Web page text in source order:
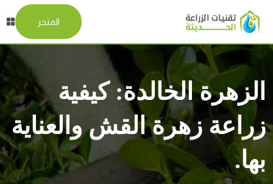
المتجر
الزهرة الخالدة: كيفية
زراعة زهرة القش والعناية
بها.